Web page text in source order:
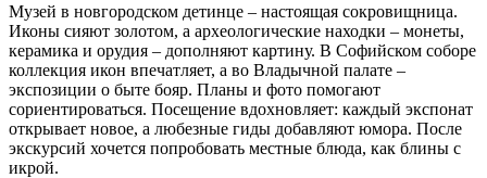
Музей в новгородском детинце – настоящая сокровищница.
Иконы сияют золотом, а археологические находки – монеты,
керамика и орудия – дополняют картину. В Софийском соборе
коллекция икон впечатляет, а во Владычной палате –
экспозиции о быте бояр. Планы и фото помогают
сориентироваться. Посещение вдохновляет: каждый экспонат
открывает новое, а любезные гиды добавляют юмора. После
экскурсий хочется попробовать местные блюда, как блины с
икрой.